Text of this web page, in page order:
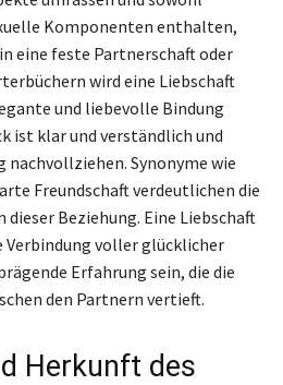
Komponenten enthalten,
eine feste Partnerschaft oder
wird eine Liebschaft
und liebevolle Bindung
ist klar und verständlich und
Synonyme wie
Freundschaft verdeutlichen die
Beziehung. Eine Liebschaft
Verbindung voller glücklicher
Erfahrung sein, die die
den Partnern vertieft.
Herkunft des